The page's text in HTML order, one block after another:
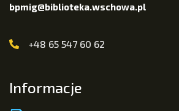
bpmig@biblioteka.wschowa.pl
+48 65 547 60 62
Informacje